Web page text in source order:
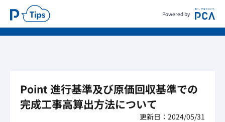
Powered by
Point 進行基準及び原価回収基準での
完成工事高算出方法について
更新日：2024/05/31